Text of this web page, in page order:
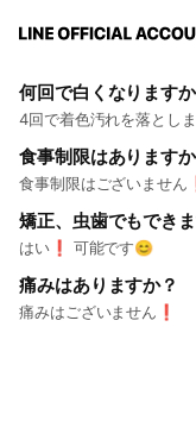
何回で白くなります
4回で着色汚れを落とし
食事制限はあります
食事制限はございません
矯正、虫歯でもでき
はい❗ 可能です😊
痛みはありますか？
痛みはございません❗